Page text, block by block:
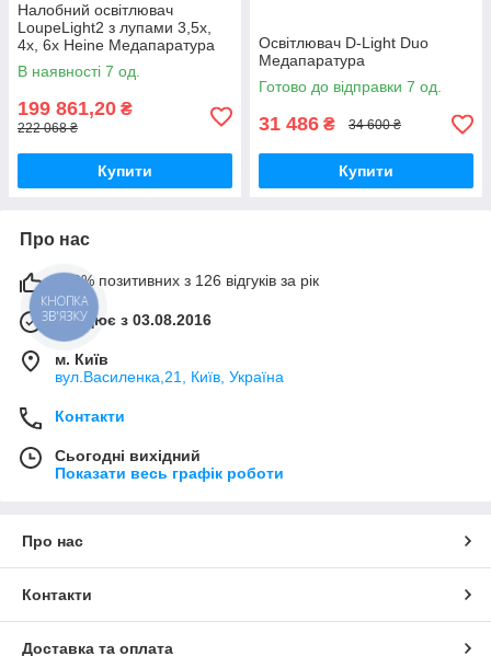
Налобний освітлювач
LoupeLight2 з лупами 3,5x,
4х, 6х Heine Медапаратура
В наявності 7 од.
199 861,20 ₴
222 068 ₴
Купити
Освітлювач D-Light Duo
Медапаратура
Готово до відправки 7 од.
31 486 ₴ 34 600 ₴
Купити
Про нас
100% позитивних з 126 відгуків за рік
Працює з 03.08.2016
м. Київ
вул.Василенка,21, Київ, Україна
Контакти
Сьогодні вихідний
Показати весь графік роботи
Про нас
Контакти
Доставка та оплата
КНОПКА
ЗВ'ЯЗКУ